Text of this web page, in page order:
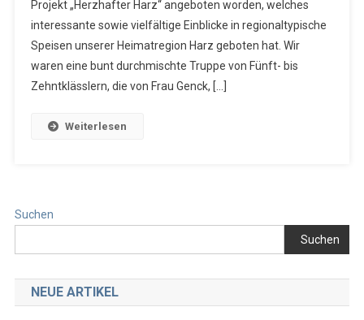
Projekt „Herzhafter Harz“ angeboten worden, welches
interessante sowie vielfältige Einblicke in regionaltypische
Speisen unserer Heimatregion Harz geboten hat. Wir
waren eine bunt durchmischte Truppe von Fünft- bis
Zehntklässlern, die von Frau Genck, […]
Weiterlesen
Suchen
Suchen
NEUE ARTIKEL